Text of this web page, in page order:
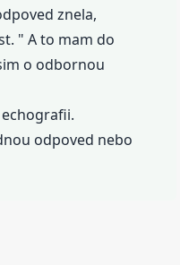
znela,
" A to mam do
o odbornou
odpoved nebo